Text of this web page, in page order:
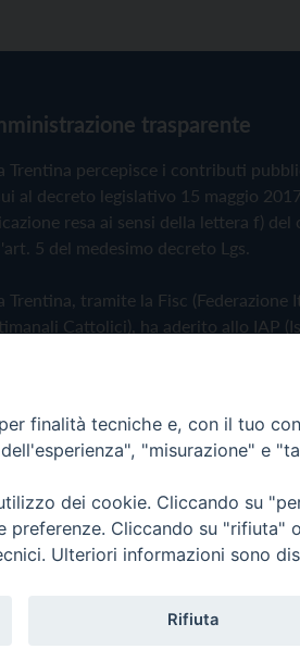
trasparente
Trentina percepisce i contributi
al decreto legislativo 15 maggio
resa ai sensi della lettera f) del
5 del medesimo decreto Lgs.
Trentina, tramite la Fisc (Federazione
Cattolici), ha aderito allo IAP
Policy Cookie Policy
Editrice
finalità tecniche e, con il tuo
"misurazione" e
dei cookie. Cliccando su
Cliccando su "rifiuta"
Ulteriori informazioni sono
Rifiuta